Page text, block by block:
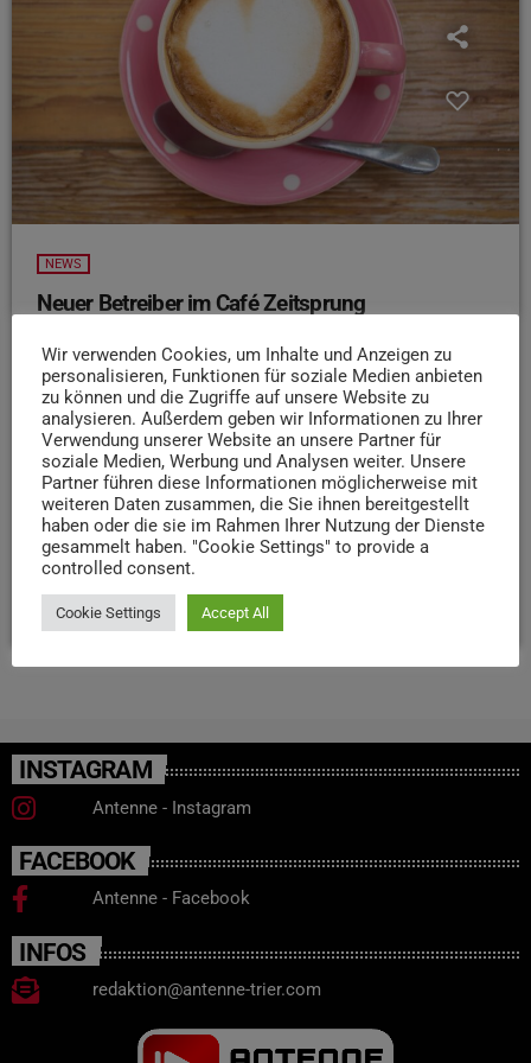
NEWS
Neuer Betreiber im Café Zeitsprung
einem Betriebswechsel. Laut Medienberichten endet der
Vertrag der bisherigen Betreiberin am 31. Juli. Daher wird
das Café vom 28. Juli bis einschließlich 5. August
geschlossen. Dann übernehmen Volker Roth und Pheli
Böckmann die Geschäftsführung. Bis Jahresende soll das
„Zeitsprung“ wie bisher weitergeführt werden. Neue
Konzepte, Speisekarten und Öffnungszeiten sind erst mal
nicht geplant.
today 18. JULI 2024 142
INSTAGRAM
Antenne - Instagram
FACEBOOK
Antenne - Facebook
INFOS
redaktion@antenne-trier.com
Wir verwenden Cookies, um Inhalte und Anzeigen zu
personalisieren, Funktionen für soziale Medien anbieten
zu können und die Zugriffe auf unsere Website zu
analysieren. Außerdem geben wir Informationen zu Ihrer
Verwendung unserer Website an unsere Partner für
soziale Medien, Werbung und Analysen weiter. Unsere
Partner führen diese Informationen möglicherweise mit
weiteren Daten zusammen, die Sie ihnen bereitgestellt
haben oder die sie im Rahmen Ihrer Nutzung der Dienste
gesammelt haben. "Cookie Settings" to provide a
controlled consent.
Cookie Settings Accept All